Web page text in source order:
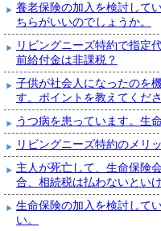
養老保険の加入を検討して
ちらがいいのでしょうか。
リビングニーズ特約で指定
前給付金は非課税？
子供が社会人になったのを
す。ポイントを教えてくださ
うつ病を患っています。生
リビングニーズ特約のメリ
主人が死亡して、生命保険
合、相続税は払わないとい
生命保険の加入を検討して
い。